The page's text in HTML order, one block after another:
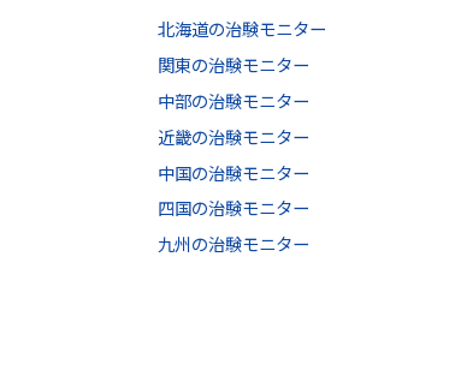
北海道の治験モニター
関東の治験モニター
中部の治験モニター
近畿の治験モニター
中国の治験モニター
四国の治験モニター
九州の治験モニター